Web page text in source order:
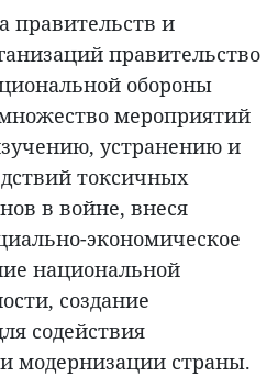
правительств и
правительство
обороны
мероприятий
устранению и
токсичных
в войне, внеся
экономическое
национальной
создание
содействия
модернизации страны.